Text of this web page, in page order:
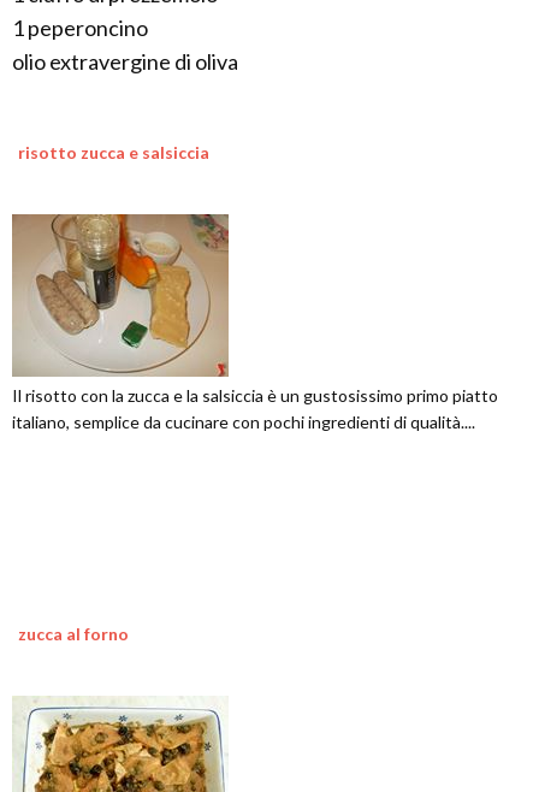
1 peperoncino
olio extravergine di oliva
risotto zucca e salsiccia
Il risotto con la zucca e la salsiccia è un gustosissimo primo piatto
italiano, semplice da cucinare con pochi ingredienti di qualità....
zucca al forno